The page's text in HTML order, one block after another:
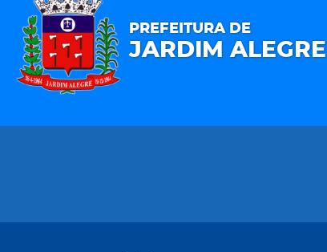
PREFEITURA DE
JARDIM ALEGRE